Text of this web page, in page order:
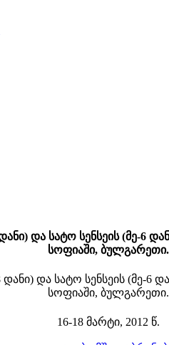
და სატო სენსეის (მე-6
სოფიაში, ბულგარეთი.
16-18 მარტი, 2012 წ.